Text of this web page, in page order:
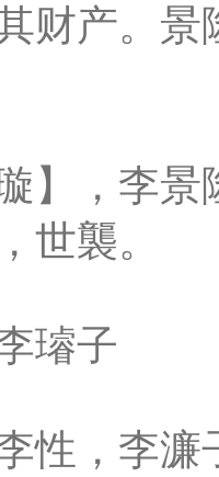
财产。景
】，李景
世襲。
璿子
性，李